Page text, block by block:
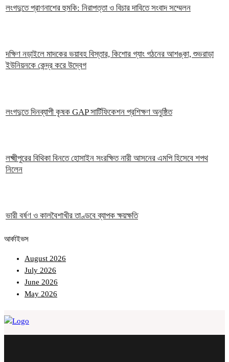
লংগদুতে প্রাণনাশের হুমকি: নিরাপত্তা ও বিচার দাবিতে সংবাদ সম্মেলন
দক্ষিণ নড়াইলে মাদকের ভয়াবহ বিস্তার, কিশোর গ্যাং গঠনের আশঙ্কা, শুভরাড়া
ইউনিয়নকে কেন্দ্র করে উদ্বেগ
লংগদুতে দিনব্যাপী কৃষক GAP সার্টিফিকেশন প্রশিক্ষণ অনুষ্ঠিত
লক্ষ্মীপুরের বিথিকা বিনতে হোসাইন সংরক্ষিত নারী আসনের এমপি হিসেবে শপথ
নিলেন
ভারী বর্ষণ ও কালবৈশাখীর তাণ্ডবে ব্যাপক ক্ষয়ক্ষতি
আর্কাইভস
August 2026
July 2026
June 2026
May 2026